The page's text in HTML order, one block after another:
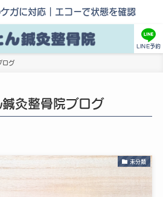
ガに対応｜エコーで状態を確認
LINE予約
ログ
灸整骨院ブログ
未分類